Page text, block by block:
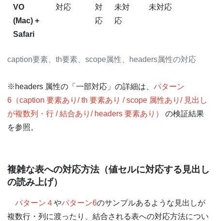
caption要素、th要素、scope属性、headers属性の対応
VO
(Mac) +
Safari
対応
対
応
未対
応
未対応
※headers 属性の「一部対応」の詳細は、 パターン
6（caption 要素あり/ th 要素あり / scope 属性あり/ 見出し
が複数列・行 / 結合あり/ headers 要素あり）
の検証結果
を参照。
複雑な表への対応方法（値セルに対応する見出し
の読み上げ）
パターン４やパターン6のサンプルあるような見出しが
複数行・列に渡ったり、結合される表への対応方法につい